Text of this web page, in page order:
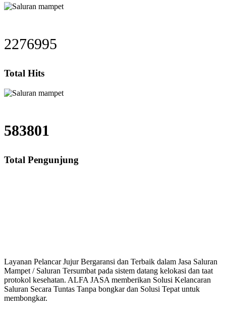
2276995
Total Hits
583801
Total Pengunjung
Layanan Pelancar Jujur Bergaransi dan Terbaik dalam Jasa Saluran
Mampet / Saluran Tersumbat pada sistem datang kelokasi dan taat
protokol kesehatan. ALFA JASA memberikan Solusi Kelancaran
Saluran Secara Tuntas Tanpa bongkar dan Solusi Tepat untuk
membongkar.